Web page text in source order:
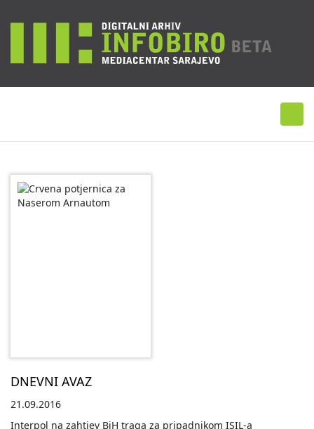
DNEVNI AVAZ
21.09.2016
Interpol na zahtjev BiH traga za pripadnikom ISIL-a